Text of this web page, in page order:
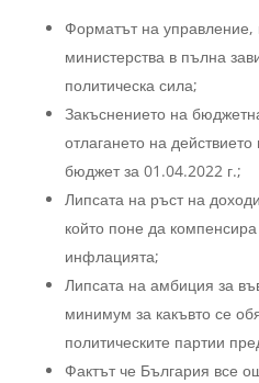
Форматът на управление,
министерства в пълна
политическа сила;
Закъснението на
отлагането на
бюджет за 01.04.2022 г.;
Липсата на ръст на
който поне да
инфлацията;
Липсата на амбиция за
минимум за какъвто се
политическите партии
Фактът че България все